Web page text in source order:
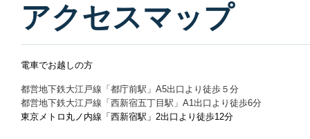
アクセスマップ
電車でお越しの方
都営地下鉄大江戸線「都庁前駅」A5出口より徒歩５分
都営地下鉄大江戸線「西新宿五丁目駅」A1出口より徒歩6分
東京メトロ丸ノ内線「西新宿駅」2出口より徒歩12分